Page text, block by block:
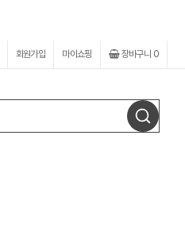
장바구니 0
마이쇼핑
회원가입